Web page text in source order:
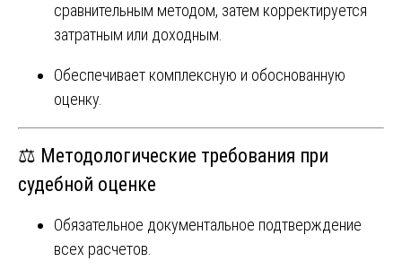
сравнительным методом, затем корректируется
затратным или доходным.
Обеспечивает комплексную и обоснованную
оценку.
⚖️ Методологические требования при
судебной оценке
Обязательное документальное подтверждение
всех расчетов.